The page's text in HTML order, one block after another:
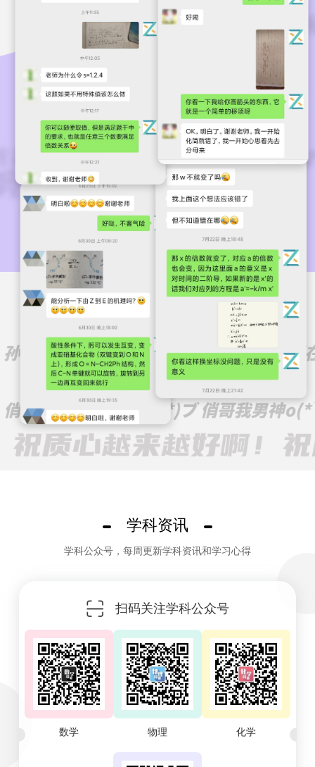
学科资讯
学科公众号，每周更新学科资讯和学习心得
扫码关注学科公众号
数学 物理 化学